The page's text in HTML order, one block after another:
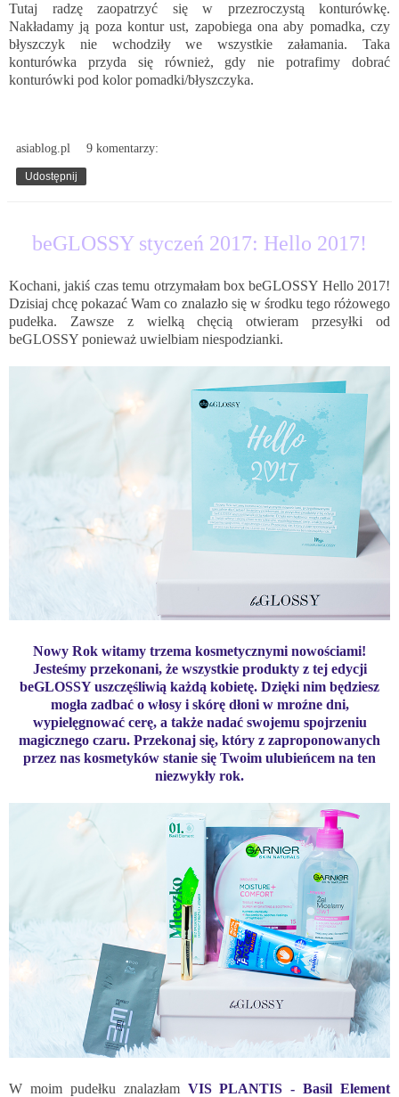
Tutaj radzę zaopatrzyć się w przezroczystą konturówkę.
Nakładamy ją poza kontur ust, zapobiega ona aby pomadka, czy
błyszczyk nie wchodziły we wszystkie załamania. Taka
konturówka przyda się również, gdy nie potrafimy dobrać
konturówki pod kolor pomadki/błyszczyka.
asiablog.pl 9 komentarzy:
Udostępnij
beGLOSSY styczeń 2017: Hello 2017!
Kochani, jakiś czas temu otrzymałam box beGLOSSY Hello 2017!
Dzisiaj chcę pokazać Wam co znalazło się w środku tego różowego
pudełka. Zawsze z wielką chęcią otwieram przesyłki od
beGLOSSY ponieważ uwielbiam niespodzianki.
Nowy Rok witamy trzema kosmetycznymi nowościami!
Jesteśmy przekonani, że wszystkie produkty z tej edycji
beGLOSSY uszczęśliwią każdą kobietę. Dzięki nim będziesz
mogła zadbać o włosy i skórę dłoni w mroźne dni,
wypielęgnować cerę, a także nadać swojemu spojrzeniu
magicznego czaru. Przekonaj się, który z zaproponowanych
przez nas kosmetyków stanie się Twoim ulubieńcem na ten
niezwykły rok.
W moim pudełku znalazłam VIS PLANTIS - Basil Element